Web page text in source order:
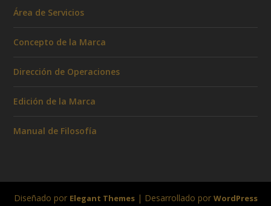
Área de Servicios
Concepto de la Marca
Dirección de Operaciones
Edición de la Marca
Manual de Filosofía
Diseñado por Elegant Themes| Desarrollado por WordPress